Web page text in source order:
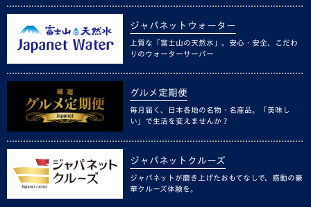
ジャパネットウォーター
上質な「富士山の天然水」。安心・安全、こだわ
りのウォーターサーバー
グルメ定期便
毎月届く、日本各地の名物・名産品。「美味し
い」で生活を変えませんか？
ジャパネットクルーズ
ジャパネットが磨き上げたおもてなしで、感動の豪
華クルーズ体験を。